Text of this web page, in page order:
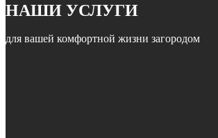
НАШИ УСЛУГИ
для вашей комфортной жизни загородом